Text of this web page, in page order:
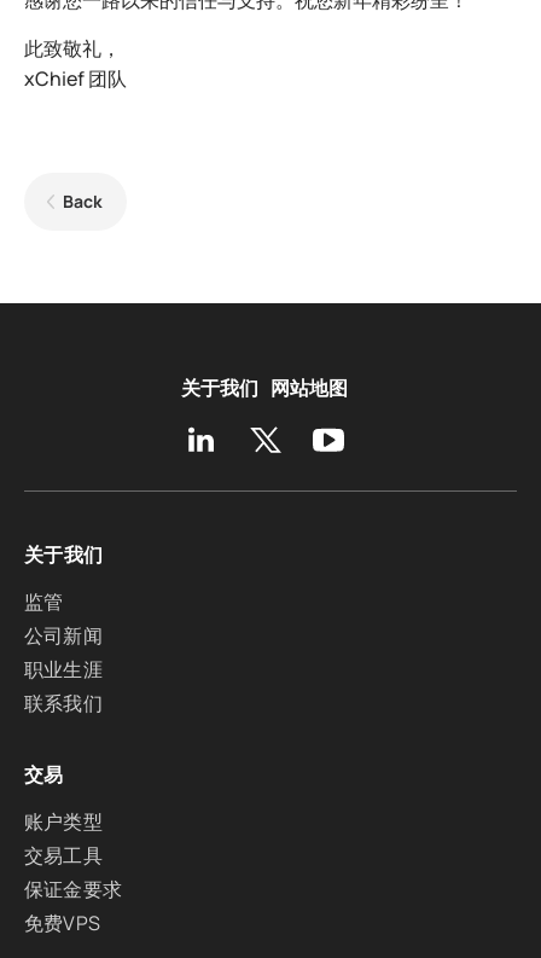
此致敬礼，
xChief 团队
Back
关于我们 网站地图
关于我们
监管
公司新闻
职业生涯
联系我们
交易
账户类型
交易工具
保证金要求
免费VPS